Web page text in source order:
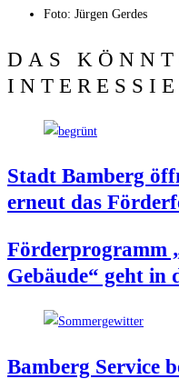
Foto: Jür­gen Gerdes
DAS
Stadt Bam­berg
erneut das
För­der­pro­gramm
Gebäu­de“ geht in
Bam­berg Ser­vice